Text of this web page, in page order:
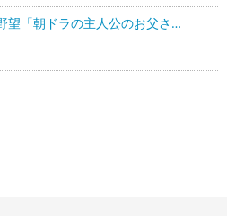
望「朝ドラの主人公のお父さ…